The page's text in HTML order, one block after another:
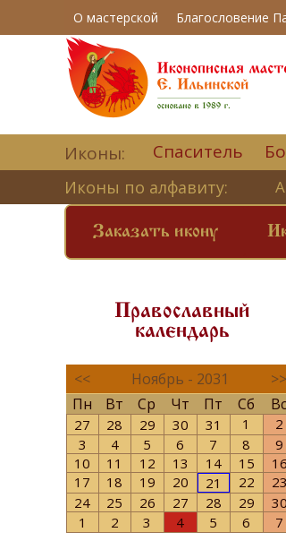
О мастерской Благословение
Иконы: Спаситель
Иконы по алфавиту: А
Заказать икону
Православный
календарь
<< Ноябрь - 2031
>>
Пн
Вт Ср Чт Пт Сб Вс
27 28 29 30 31 1
2
3
4 5 6 7 8
9
10
11 12 13 14 15
16
17
18 19 20 21 22
23
24
25 26 27 28 29
30
1
2 3 4 5 6 7